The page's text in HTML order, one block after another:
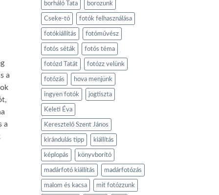
a
a
borháló Tata borozunk
Cseke-tó fotók felhasználása
fotókiállítás fotóművész
fotós séták fotós téma
fotózd Tatát fotózz velünk
fotózás hova menjünk
ingyen fotók jogtiszta
Keleti Éva
Keresztelő Szent János
kirándulás tipp kiállítás
képlopás könyvborító
madárfotó kiállítás madárfotózás
malom és kacsa mit fotózzunk